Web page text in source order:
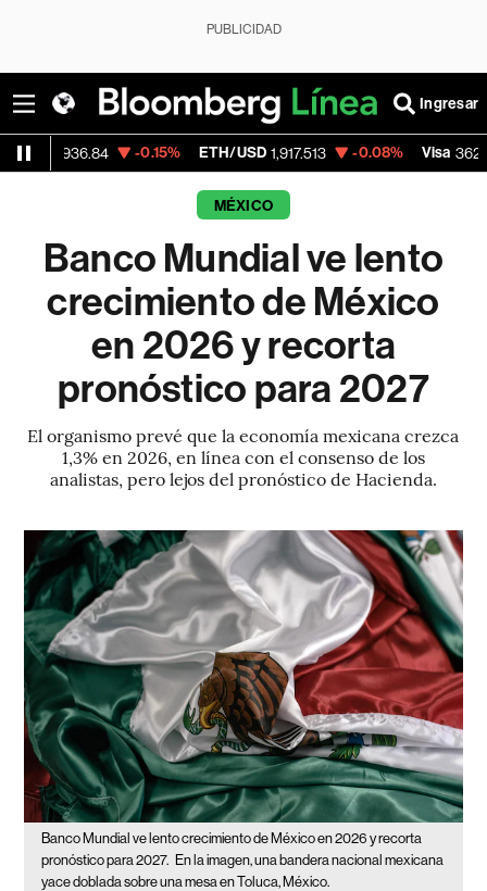
PUBLICIDAD
Ingresar
-0.15% ETH/USD 1,917.513 -0.08% Visa 362.50 -
MÉXICO
Banco Mundial ve lento
crecimiento de México
en 2026 y recorta
pronóstico para 2027
El organismo prevé que la economía mexicana crezca
1,3% en 2026, en línea con el consenso de los
analistas, pero lejos del pronóstico de Hacienda.
Banco Mundial ve lento crecimiento de México en 2026 y recorta
pronóstico para 2027. En la imagen, una bandera nacional mexicana
yace doblada sobre una mesa en Toluca, México.